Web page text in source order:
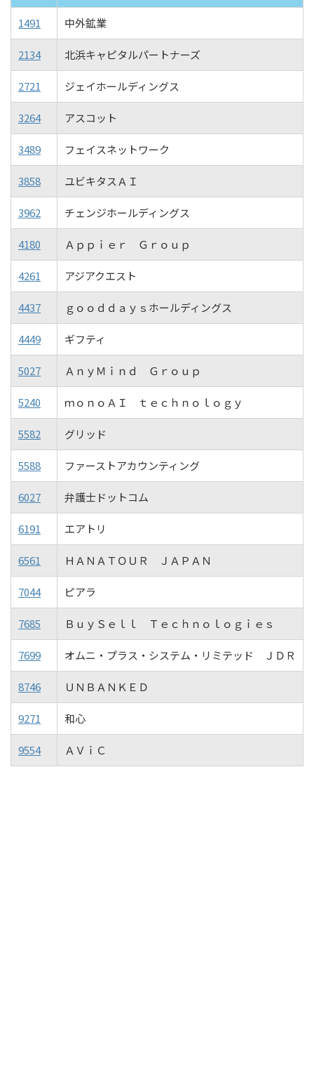
1491 中外鉱業
2134 北浜キャピタルパートナーズ
2721 ジェイホールディングス
3264 アスコット
3489 フェイスネットワーク
3858 ユビキタスＡＩ
3962 チェンジホールディングス
4180 Ａｐｐｉｅｒ Ｇｒｏｕｐ
4261 アジアクエスト
4437 ｇｏｏｄｄａｙｓホールディングス
4449 ギフティ
5027 ＡｎｙＭｉｎｄ Ｇｒｏｕｐ
5240 ｍｏｎｏＡＩ ｔｅｃｈｎｏｌｏｇｙ
5582 グリッド
5588 ファーストアカウンティング
6027 弁護士ドットコム
6191 エアトリ
6561 ＨＡＮＡＴＯＵＲ ＪＡＰＡＮ
7044 ピアラ
7685 ＢｕｙＳｅｌｌ Ｔｅｃｈｎｏｌｏｇｉｅｓ
7699 オムニ・プラス・システム・リミテッド ＪＤＲ
8746 ＵＮＢＡＮＫＥＤ
9271 和心
9554 ＡＶｉＣ